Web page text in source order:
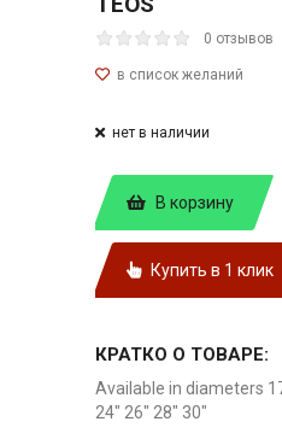
0 отзывов
нет в наличии
В корзину
Купить в 1 клик
КРАТКО О ТОВАРЕ:
Available in diameters
24" 26" 28" 30"